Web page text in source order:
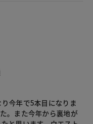
今年で5本目になりま
。また今年から裏地が